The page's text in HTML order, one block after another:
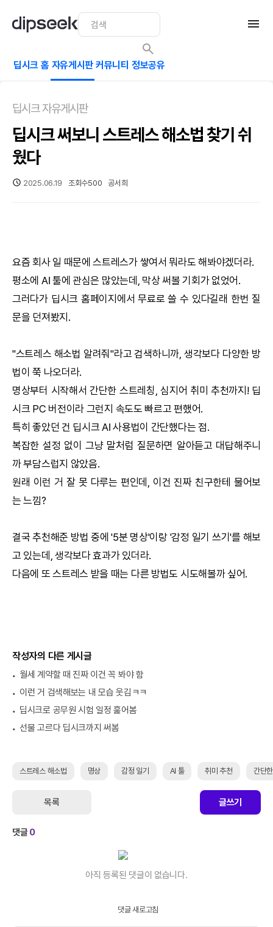
딥시크 홈 자유게시판 커뮤니티 정보공유
딥시크 자유게시판
딥시크 써보니 스트레스 해소법 찾기 쉬
웠다
2025.06.19 조회수500 공서희
요즘 회사 일 때문에 스트레스가 쌓여서 뭐라도 해봐야겠더라.
평소에 AI 툴에 관심은 많았는데, 막상 써볼 기회가 없었어.
그러다가 딥시크 홈페이지에서 무료로 쓸 수 있다길래 한번 질
문을 던져봤지.
"스트레스 해소법 알려줘"라고 검색하니까, 생각보다 다양한 방
법이 쭉 나오더라.
명상부터 시작해서 간단한 스트레칭, 심지어 취미 추천까지! 딥
시크 PC 버전이라 그런지 속도도 빠르고 편했어.
특히 좋았던 건 딥시크 AI 사용법이 간단했다는 점.
복잡한 설정 없이 그냥 말처럼 질문하면 알아듣고 대답해주니
까 부담스럽지 않았음.
원래 이런 거 잘 못 다루는 편인데, 이건 진짜 친구한테 물어보
는 느낌?
결국 추천해준 방법 중에 '5분 명상'이랑 '감정 일기 쓰기'를 해보
고 있는데, 생각보다 효과가 있더라.
다음에 또 스트레스 받을 때는 다른 방법도 시도해볼까 싶어.
작성자의 다른 게시글
월세 계약할 때 진짜 이건 꼭 봐야 함
이런 거 검색해보는 내 모습 웃김ㅋㅋ
딥시크로 공무원 시험 일정 훑어봄
선물 고르다 딥시크까지 써봄
스트레스 해소법 명상 감정 일기 AI 툴 취미 추천 간단
목록 글쓰기
댓글0
아직 등록된 댓글이 없습니다.
댓글 새로고침